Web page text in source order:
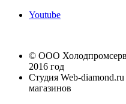
Youtube
© ООО
2016 год
Студия Web-diamond.ru
магазинов